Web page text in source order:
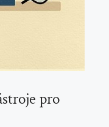
pro